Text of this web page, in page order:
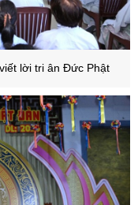
lời tri ân Đức Phật